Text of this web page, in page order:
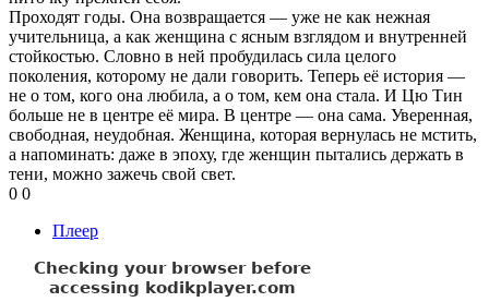
Проходят годы. Она возвращается — уже не как нежная
учительница, а как женщина с ясным взглядом и внутренней
стойкостью. Словно в ней пробудилась сила целого
поколения, которому не дали говорить. Теперь её история —
не о том, кого она любила, а о том, кем она стала. И Цю Тин
больше не в центре её мира. В центре — она сама. Уверенная,
свободная, неудобная. Женщина, которая вернулась не мстить,
а напоминать: даже в эпоху, где женщин пытались держать в
тени, можно зажечь свой свет.
0 0
Плеер